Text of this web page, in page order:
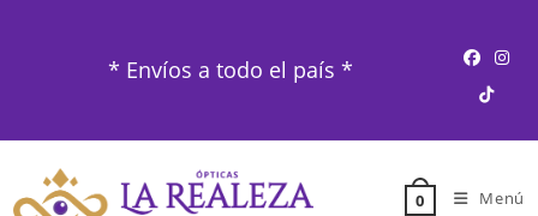
* Envíos a todo el país *
0 Menú